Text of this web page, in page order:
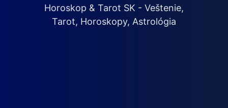
Horoskop & Tarot SK - Veštenie,
Tarot, Horoskopy, Astrológia